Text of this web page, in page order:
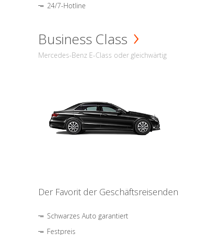
24/7-Hotline
Business Class
Mercedes-Benz E-Class oder gleichwärtig
Der Favorit der Geschäftsreisenden
Schwarzes Auto garantiert
Festpreis